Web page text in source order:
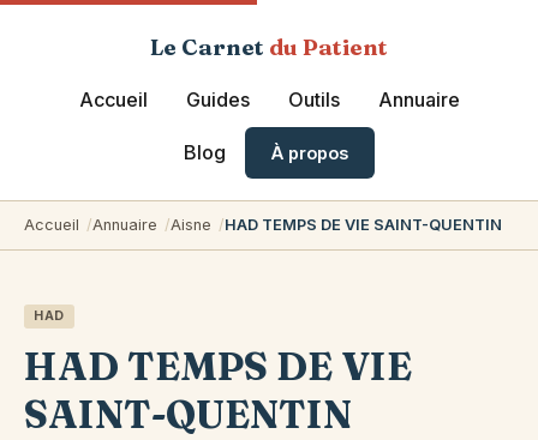
Le Carnet du Patient
Accueil Guides Outils Annuaire
Blog À propos
Accueil Annuaire Aisne HAD TEMPS DE VIE SAINT-QUENTIN
HAD
HAD TEMPS DE VIE
SAINT-QUENTIN